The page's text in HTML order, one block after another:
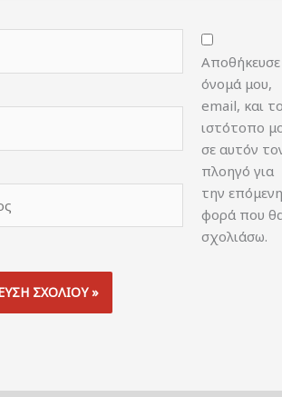
όνομά μου,
email, και
ιστότοπο
σε αυτόν
πλοηγό για
την επόμενη
φορά που
σχολιάσω.